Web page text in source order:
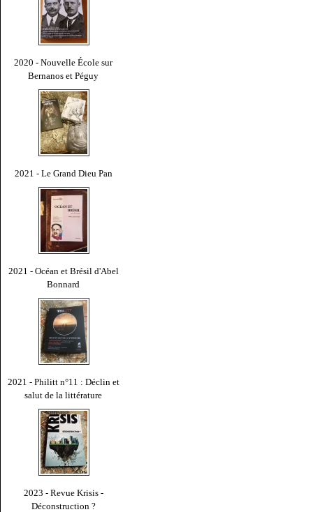
2020 - Nouvelle École sur
Bernanos et Péguy
2021 - Le Grand Dieu Pan
2021 - Océan et Brésil d'Abel
Bonnard
2021 - Philitt n°11 : Déclin et
salut de la littérature
2023 - Revue Krisis -
Déconstruction ?